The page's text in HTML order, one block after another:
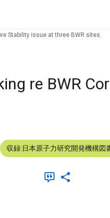
Stability issue at three BWR sites.
re BWR
収録:日本原子力研究開発機構図